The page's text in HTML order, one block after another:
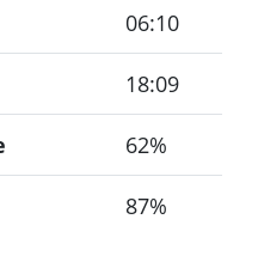
06:10
18:09
62%
87%